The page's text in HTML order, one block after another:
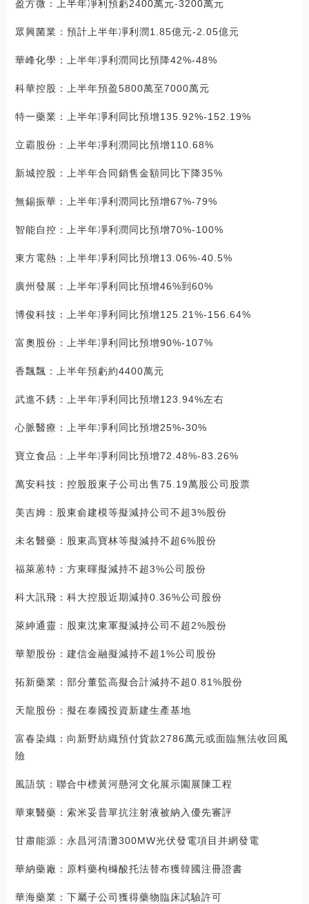
盈方微：上半年凈利預虧2400萬元-3200萬元
眾興菌業：預計上半年凈利潤1.85億元-2.05億元
華峰化學：上半年凈利潤同比預降42%-48%
科華控股：上半年預盈5800萬至7000萬元
特一藥業：上半年凈利同比預增135.92%-152.19%
立霸股份：上半年凈利潤同比預增110.68%
新城控股：上半年合同銷售金額同比下降35%
無錫振華：上半年凈利潤同比預增67%-79%
智能自控：上半年凈利潤同比預增70%-100%
東方電熱：上半年凈利同比預增13.06%-40.5%
廣州發展：上半年凈利同比預增46%到60%
博俊科技：上半年凈利同比預增125.21%-156.64%
富奧股份：上半年凈利同比預增90%-107%
香飄飄：上半年預虧約4400萬元
武進不銹：上半年凈利同比預增123.94%左右
心脈醫療：上半年凈利同比預增25%-30%
寶立食品：上半年凈利同比預增72.48%-83.26%
萬安科技：控股股東子公司出售75.19萬股公司股票
美吉姆：股東俞建模等擬減持公司不超3%股份
未名醫藥：股東高寶林等擬減持不超6%股份
福萊蒽特：方東暉擬減持不超3%公司股份
科大訊飛：科大控股近期減持0.36%公司股份
萊紳通靈：股東沈東軍擬減持公司不超2%股份
華塑股份：建信金融擬減持不超1%公司股份
拓新藥業：部分董監高擬合計減持不超0.81%股份
天龍股份：擬在泰國投資新建生產基地
富春染織：向新野紡織預付貨款2786萬元或面臨無法收回風
險
風語筑：聯合中標黃河懸河文化展示園展陳工程
華東醫藥：索米妥昔單抗注射液被納入優先審評
甘肅能源：永昌河清灘300MW光伏發電項目并網發電
華納藥廠：原料藥枸櫞酸托法替布獲韓國注冊證書
華海藥業：下屬子公司獲得藥物臨床試驗許可